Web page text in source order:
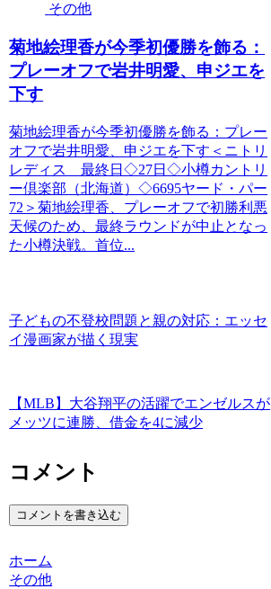
その他
菊地絵理香が今季初優勝を飾る：
プレーオフで岩井明愛、申ジエを
下す
菊地絵理香が今季初優勝を飾る：プレー
オフで岩井明愛、申ジエを下す＜ニトリ
レディス 最終日◇27日◇小樽カントリ
ー倶楽部（北海道）◇6695ヤード・パー
72＞菊地絵理香、プレーオフで初勝利悪
天候のため、最終ラウンドが中止となっ
た小樽決戦。首位...
子どもの不登校問題と親の対応：エッセ
イ漫画家が描く現実
【MLB】大谷翔平の活躍でエンゼルスが
メッツに連勝、借金を4に減少
コメント
コメントを書き込む
ホーム
その他